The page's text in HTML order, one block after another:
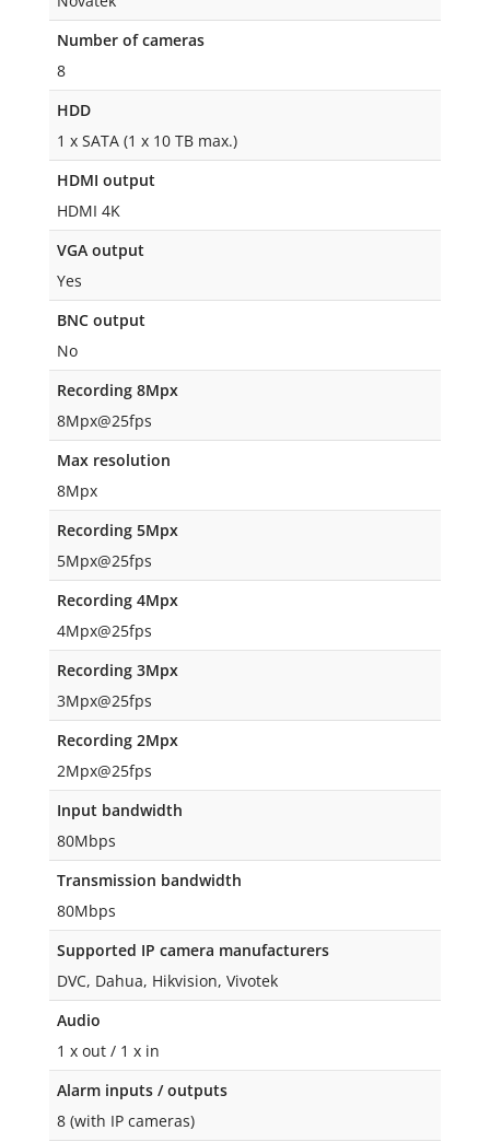
Number of cameras
8
HDD
1 x SATA (1 x 10 TB max.)
HDMI output
HDMI 4K
VGA output
Yes
BNC output
No
Recording 8Mpx
8Mpx@25fps
Max resolution
8Mpx
Recording 5Mpx
5Mpx@25fps
Recording 4Mpx
4Mpx@25fps
Recording 3Mpx
3Mpx@25fps
Recording 2Mpx
2Mpx@25fps
Input bandwidth
80Mbps
Transmission bandwidth
80Mbps
Supported IP camera manufacturers
DVC, Dahua, Hikvision, Vivotek
Audio
1 x out / 1 x in
Alarm inputs / outputs
8 (with IP cameras)